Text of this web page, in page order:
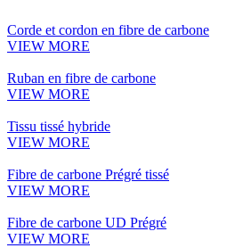
Corde et cordon en fibre de carbone
VIEW MORE
Ruban en fibre de carbone
VIEW MORE
Tissu tissé hybride
VIEW MORE
Fibre de carbone Prégré tissé
VIEW MORE
Fibre de carbone UD Prégré
VIEW MORE